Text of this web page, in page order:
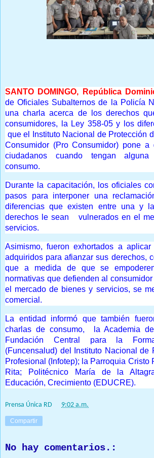
SANTO DOMINGO, República
de Oficiales Subalternos de la Policía
una charla acerca de los derechos
consumidores, la Ley 358-05 y los
que el Instituto Nacional de Protección
Consumidor (Pro Consumidor) pone
ciudadanos cuando tengan
consumo.
Durante la capacitación, los oficiales
pasos para interponer una
diferencias que existen entre una y
derechos le sean vulnerados en el
servicios.
Asimismo, fueron exhortados a
adquiridos para afianzar sus derechos,
que a medida de que se
normativas que defienden al
el mercado de bienes y servicios, se
comercial.
La entidad informó que también
charlas de consumo, la Academia
Fundación Central para la
(Funcensalud) del Instituto Nacional de
Profesional (Infotep); la Parroquia Cristo
Rita; Politécnico María de la
Educación, Crecimiento (EDUCRE).
Prensa Única RD 9:02 a.m.
Compartir
No hay comentarios.: